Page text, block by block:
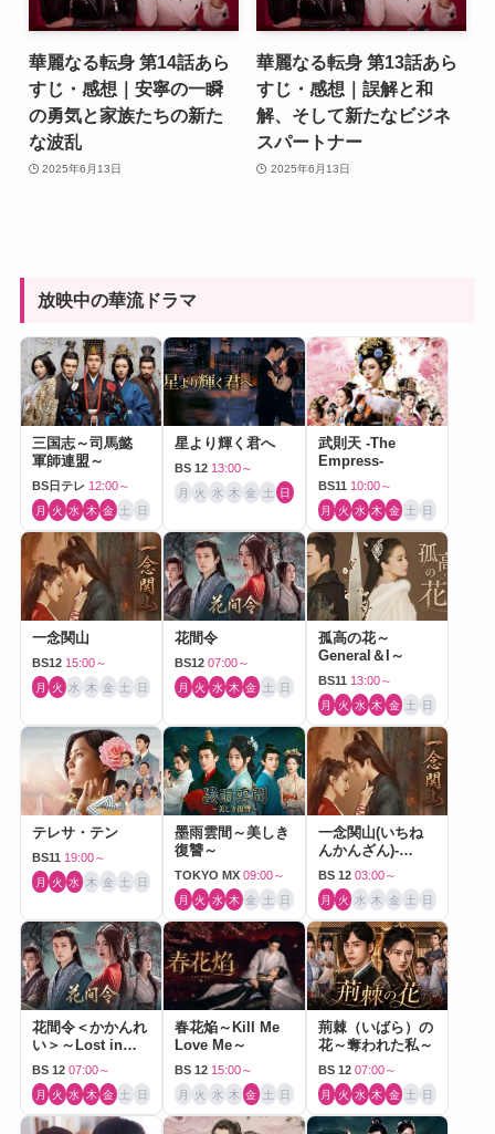
華麗なる転身 第14話あら
すじ・感想｜安寧の一瞬
の勇気と家族たちの新た
な波乱
2025年6月13日
華麗なる転身 第13話あら
すじ・感想｜誤解と和
解、そして新たなビジネ
スパートナー
2025年6月13日
放映中の華流ドラマ
三国志～司馬懿
軍師連盟～
BS日テレ 12:00～
月 火 水 木 金 土 日
星より輝く君へ
BS 12 13:00～
月 火 水 木 金 土 日
武則天 -The
Empress-
BS11 10:00～
月 火 水 木 金 土 日
一念関山
BS12 15:00～
月 火 水 木 金 土 日
花間令
BS12 07:00～
月 火 水 木 金 土 日
孤高の花～
General＆I～
BS11 13:00～
月 火 水 木 金 土 日
テレサ・テン
BS11 19:00～
月 火 水 木 金 土 日
墨雨雲間～美しき
復讐～
TOKYO MX 09:00～
月 火 水 木 金 土 日
一念関山(いちね
んかんざん)-
Journey to Love-
BS 12 03:00～
月 火 水 木 金 土 日
花間令＜かかんれ
い＞～Lost in
Love～
BS 12 07:00～
月 火 水 木 金 土 日
春花焔～Kill Me
Love Me～
BS 12 15:00～
月 火 水 木 金 土 日
荊棘（いばら）の
花～奪われた私～
BS 12 07:00～
月 火 水 木 金 土 日